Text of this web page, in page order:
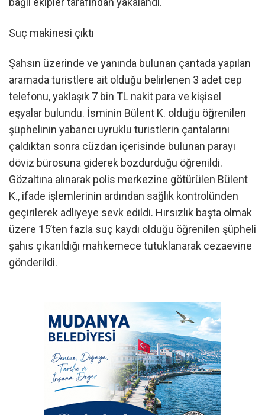
Suç makinesi çıktı
Şahsın üzerinde ve yanında bulunan çantada yapılan
aramada turistlere ait olduğu belirlenen 3 adet cep
telefonu, yaklaşık 7 bin TL nakit para ve kişisel
eşyalar bulundu. İsminin Bülent K. olduğu öğrenilen
şüphelinin yabancı uyruklu turistlerin çantalarını
çaldıktan sonra cüzdan içerisinde bulunan parayı
döviz bürosuna giderek bozdurduğu öğrenildi.
Gözaltına alınarak polis merkezine götürülen Bülent
K., ifade işlemlerinin ardından sağlık kontrolünden
geçirilerek adliyeye sevk edildi. Hırsızlık başta olmak
üzere 15’ten fazla suç kaydı olduğu öğrenilen şüpheli
şahıs çıkarıldığı mahkemece tutuklanarak cezaevine
gönderildi.